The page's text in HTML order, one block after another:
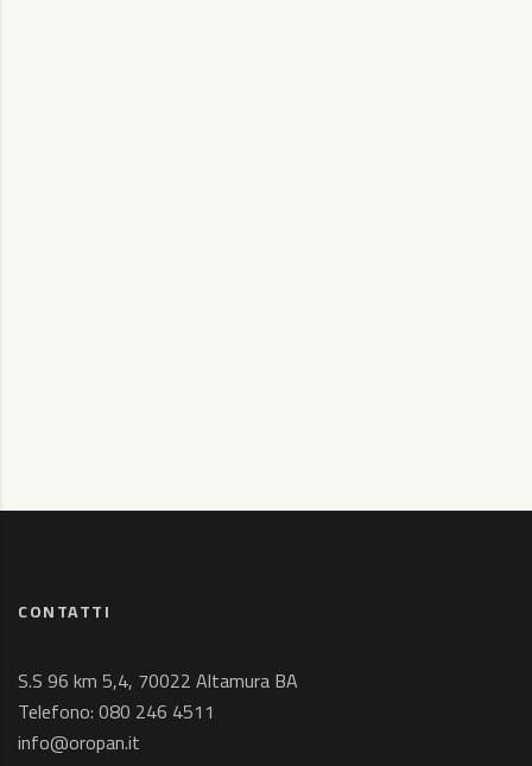
CONTATTI
S.S 96 km 5,4, 70022 Altamura BA
Telefono:080 246 4511
info@oropan.it